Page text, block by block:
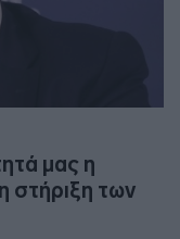
μας η
στήριξη των